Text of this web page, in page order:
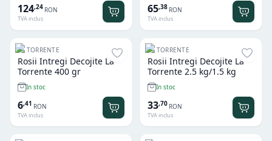
124,24 RON
TVA inclus
65,38 RON
TVA inclus
LA TORRENTE
Rosii Intregi Decojite La
Torrente 400 gr
In stoc
6,41 RON
TVA inclus
LA TORRENTE
Rosii Intregi Decojite La
Torrente 2.5 kg/1.5 kg
In stoc
33,70 RON
TVA inclus